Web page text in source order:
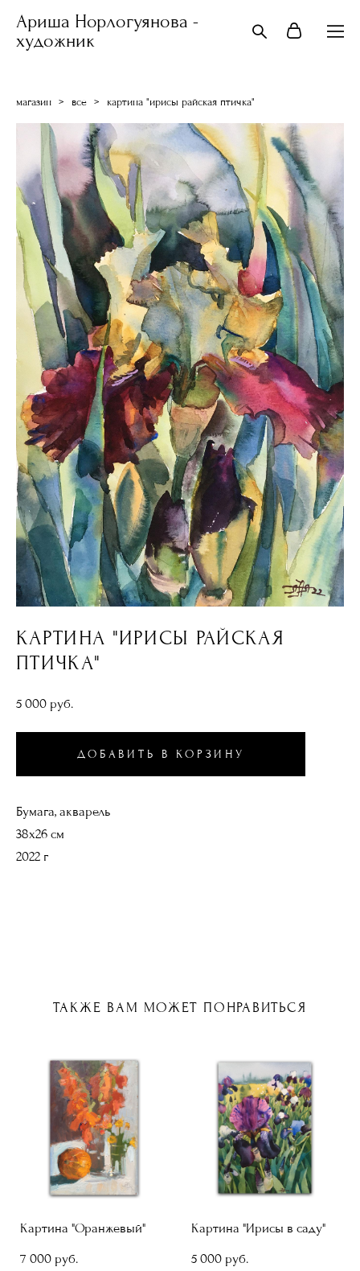
Ариша Норлогуянова -
художник
магазин > все > картина "ирисы райская птичка"
КАРТИНА "ИРИСЫ РАЙСКАЯ
ПТИЧКА"
5 000 pуб.
ДОБАВИТЬ В КОРЗИНУ
Бумага, акварель
38х26 см
2022 г
ТАКЖЕ ВАМ МОЖЕТ ПОНРАВИТЬСЯ
Картина "Оранжевый"
7 000 pуб.
Картина "Ирисы в саду"
5 000 pуб.